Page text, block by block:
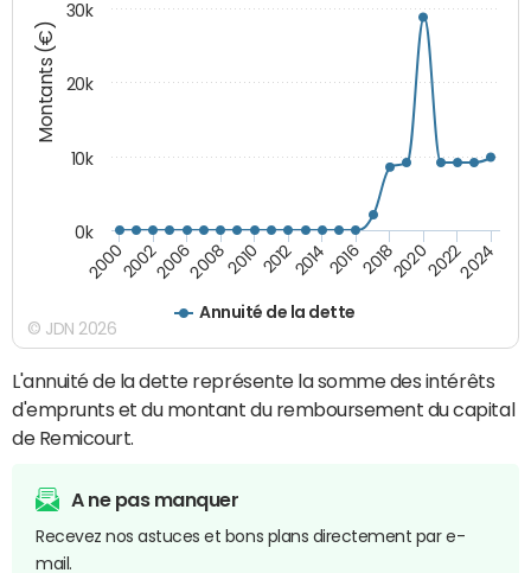
Montants (€)
Annuité de la dette
20002002200620082010 2012201420162018202020222024
0k
10k
20k
30k
© JDN 2026
L'annuité de la dette représente la somme des intérêts
d'emprunts et du montant du remboursement du capital
de Remicourt.
A ne pas manquer
Recevez nos astuces et bons plans directement par e-
mail.